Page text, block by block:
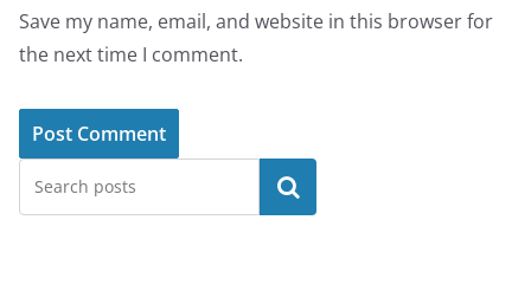
Save my name, email, and website in this browser for
the next time I comment.
Search